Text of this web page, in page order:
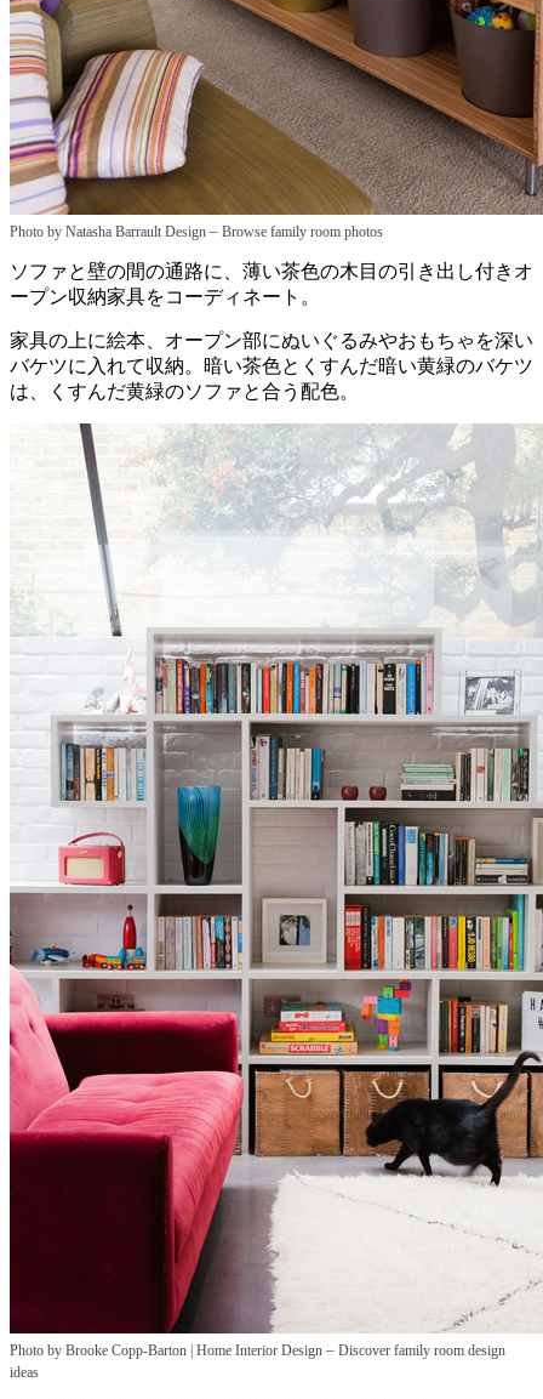
Photo by Natasha Barrault Design – Browse family room photos
ソファと壁の間の通路に、薄い茶色の木目の引き出し付きオ
ープン収納家具をコーディネート。
家具の上に絵本、オープン部にぬいぐるみやおもちゃを深い
バケツに入れて収納。暗い茶色とくすんだ暗い黄緑のバケツ
は、くすんだ黄緑のソファと合う配色。
Photo by Brooke Copp-Barton | Home Interior Design – Discover family room design
ideas